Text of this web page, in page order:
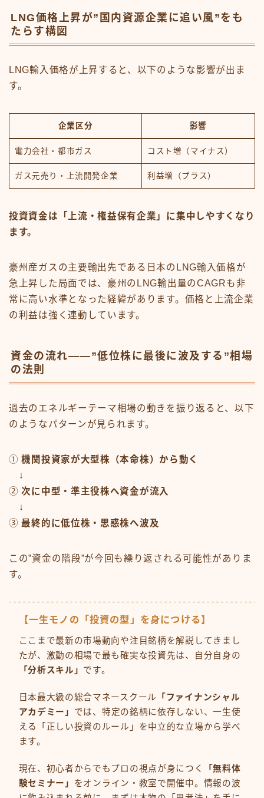
LNG価格上昇が”国内資源企業に追い風”をも
たらす構図
LNG輸入価格が上昇すると、以下のような影響が出ま
す。
企業区分 影響
電力会社・都市ガス コスト増（マイナス）
ガス元売り・上流開発企業 利益増（プラス）
投資資金は「上流・権益保有企業」に集中しやすくなり
ます。
豪州産ガスの主要輸出先である日本のLNG輸入価格が
急上昇した局面では、豪州のLNG輸出量のCAGRも非
常に高い水準となった経緯があります。価格と上流企業
の利益は強く連動しています。
資金の流れ——”低位株に最後に波及する”相場
の法則
過去のエネルギーテーマ相場の動きを振り返ると、以下
のようなパターンが見られます。
①機関投資家が大型株（本命株）から動く
↓
②次に中型・準主役株へ資金が流入
↓
③最終的に低位株・思惑株へ波及
この”資金の階段”が今回も繰り返される可能性がありま
す。
【一生モノの「投資の型」を身につける】
ここまで最新の市場動向や注目銘柄を解説してきまし
たが、激動の相場で最も確実な投資先は、自分自身の
「分析スキル」 です。
日本最大級の総合マネースクール
「ファイナンシャル
アカデミー」 では、特定の銘柄に依存しない、一生使
える「正しい投資のルール」を中立的な立場から学べ
ます。
現在、初心者からでもプロの視点が身につく
「無料体
験セミナー」 をオンライン・教室で開催中。情報の波